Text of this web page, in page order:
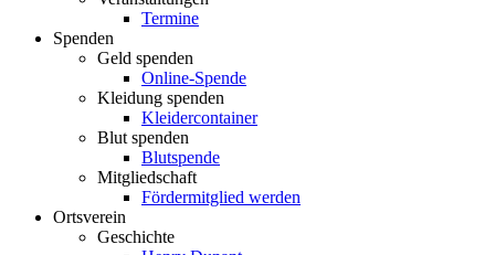
Termine
Spenden
Geld spenden
Online-Spende
Kleidung spenden
Kleidercontainer
Blut spenden
Blutspende
Mitgliedschaft
Fördermitglied werden
Ortsverein
Geschichte